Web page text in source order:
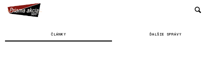
ČLÁNKY ĎALŠIE SPRÁVY